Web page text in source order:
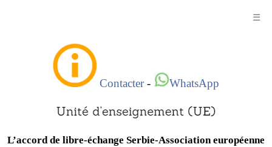
☰
Contacter- WhatsApp
L’accord de libre-échange Serbie-Association européenne